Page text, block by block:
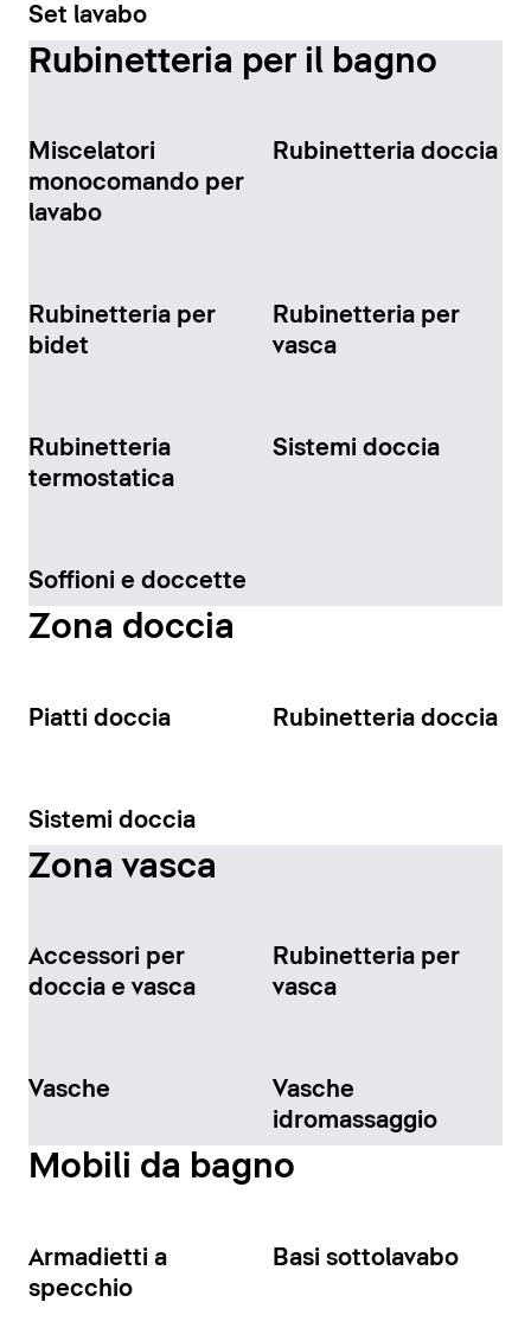
Set lavabo
Rubinetteria per il bagno
Miscelatori
monocomando per
lavabo
Rubinetteria doccia
Rubinetteria per
bidet
Rubinetteria per
vasca
Rubinetteria
termostatica
Sistemi doccia
Soffioni e doccette
Zona doccia
Piatti doccia Rubinetteria doccia
Sistemi doccia
Zona vasca
Accessori per
doccia e vasca
Rubinetteria per
vasca
Vasche
Vasche
idromassaggio
Mobili da bagno
Armadietti a
specchio
Basi sottolavabo